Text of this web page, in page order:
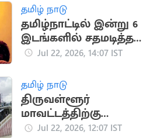
தமிழ் நாடு
தமிழ்நாட்டில் இன்று 6
இடங்களில் சதமடித்த
வெயில்
Jul 22, 2026, 14:07 IST
தமிழ் நாடு
திருவள்ளூர்
மாவட்டத்திற்கு
உள்ளூர் விடுமுறை
Jul 22, 2026, 12:07 IST